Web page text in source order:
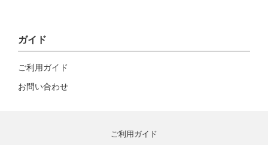
ガイド
ご利用ガイド
お問い合わせ
ご利用ガイド